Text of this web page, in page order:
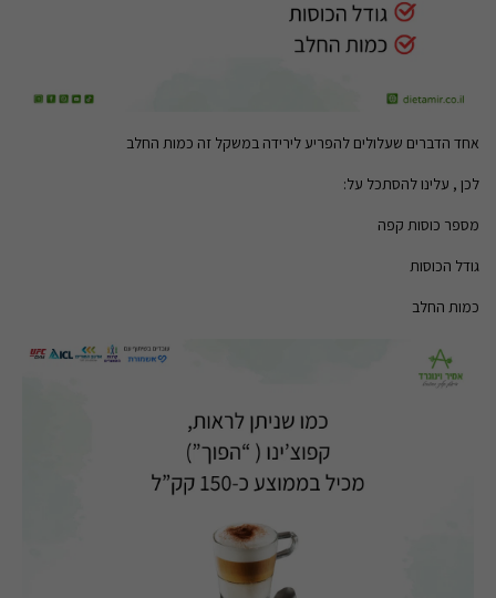
אחד הדברים שעלולים להפריע לירידה במשקל זה כמות החלב
לכן , עלינו להסתכל על:
מספר כוסות קפה
גודל הכוסות
כמות החלב